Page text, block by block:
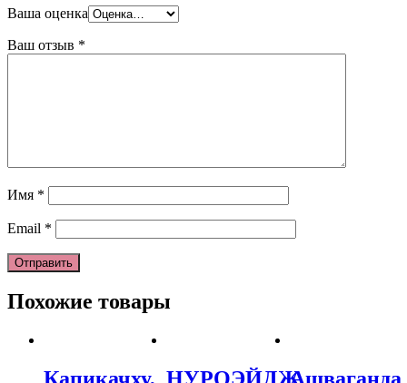
Ваша оценка
Ваш отзыв *
Имя *
Email *
Похожие товары